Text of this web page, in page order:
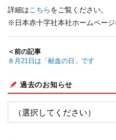
詳細はこちらをご覧ください。
※日本赤十字社本社ホームページ
＜前の記事
８月21日は「献血の日」です
過去のお知らせ